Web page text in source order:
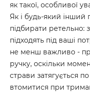
як такої, особливої
Як і будь-який інший
підбирати ретельно:
підходять під ваші
не менш важливо -
ручку, оскільки
страви затягується
втомитися при